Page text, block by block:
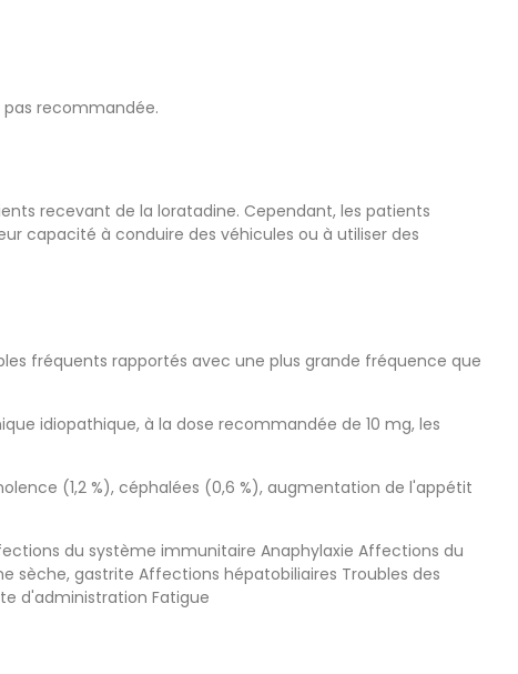
recommandée.
recevant de la loratadine. Cependant, les patients
capacité à conduire des véhicules ou à utiliser des
fréquents rapportés avec une plus grande fréquence que
idiopathique, à la dose recommandée de 10 mg, les
(1,2 %), céphalées (0,6 %), augmentation de l'appétit
du système immunitaire Anaphylaxie Affections du
sèche, gastrite Affections hépatobiliaires Troubles des
d'administration Fatigue